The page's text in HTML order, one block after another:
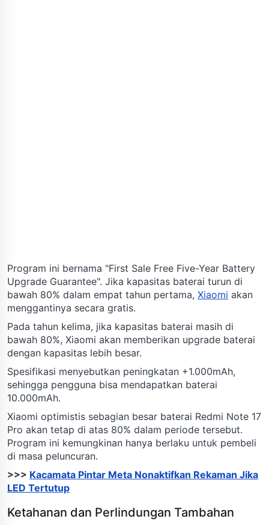
Program ini bernama "First Sale Free Five-Year Battery
Upgrade Guarantee". Jika kapasitas baterai turun di
bawah 80% dalam empat tahun pertama, Xiaomi akan
menggantinya secara gratis.
Pada tahun kelima, jika kapasitas baterai masih di
bawah 80%, Xiaomi akan memberikan upgrade baterai
dengan kapasitas lebih besar.
Spesifikasi menyebutkan peningkatan +1.000mAh,
sehingga pengguna bisa mendapatkan baterai
10.000mAh.
Xiaomi optimistis sebagian besar baterai Redmi Note 17
Pro akan tetap di atas 80% dalam periode tersebut.
Program ini kemungkinan hanya berlaku untuk pembeli
di masa peluncuran.
>>> Kacamata Pintar Meta Nonaktifkan Rekaman Jika
LED Tertutup
Ketahanan dan Perlindungan Tambahan